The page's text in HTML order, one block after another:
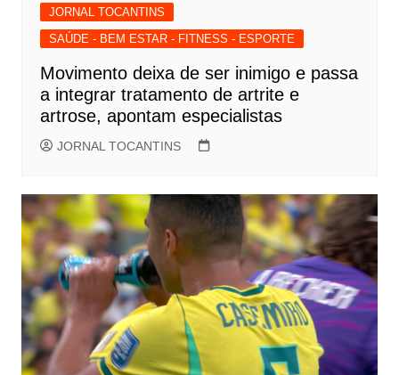
JORNAL TOCANTINS
SAÚDE - BEM ESTAR - FITNESS - ESPORTE
Movimento deixa de ser inimigo e passa
a integrar tratamento de artrite e
artrose, apontam especialistas
JORNAL TOCANTINS